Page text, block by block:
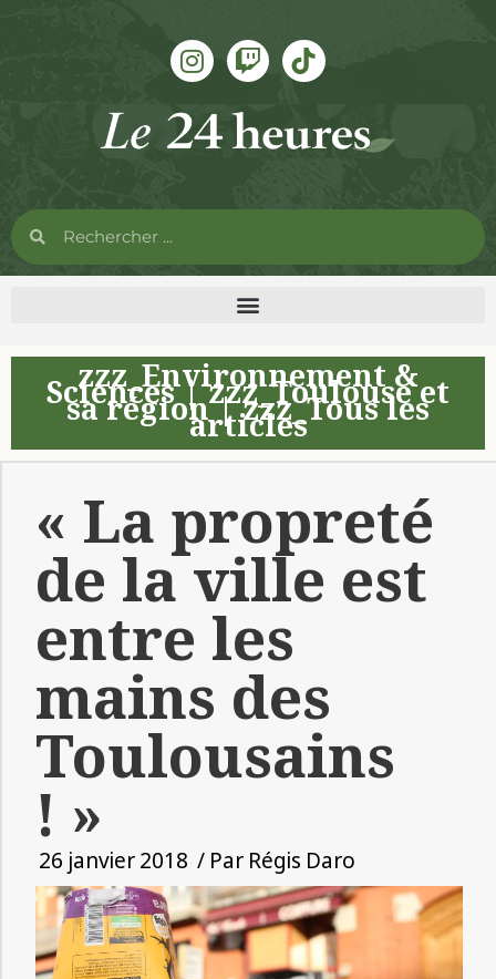
zzz_Environnement &
Sciences|zzz_Toulouse et
sa région|zzz_Tous les
articles
« La propreté
de la ville est
entre les
mains des
Toulousains
! »
26 janvier 2018 / Par Régis Daro